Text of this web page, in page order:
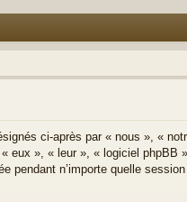
ci-après par « nous », «
eux », « leur », « logiciel phpBB
pendant n’importe quelle